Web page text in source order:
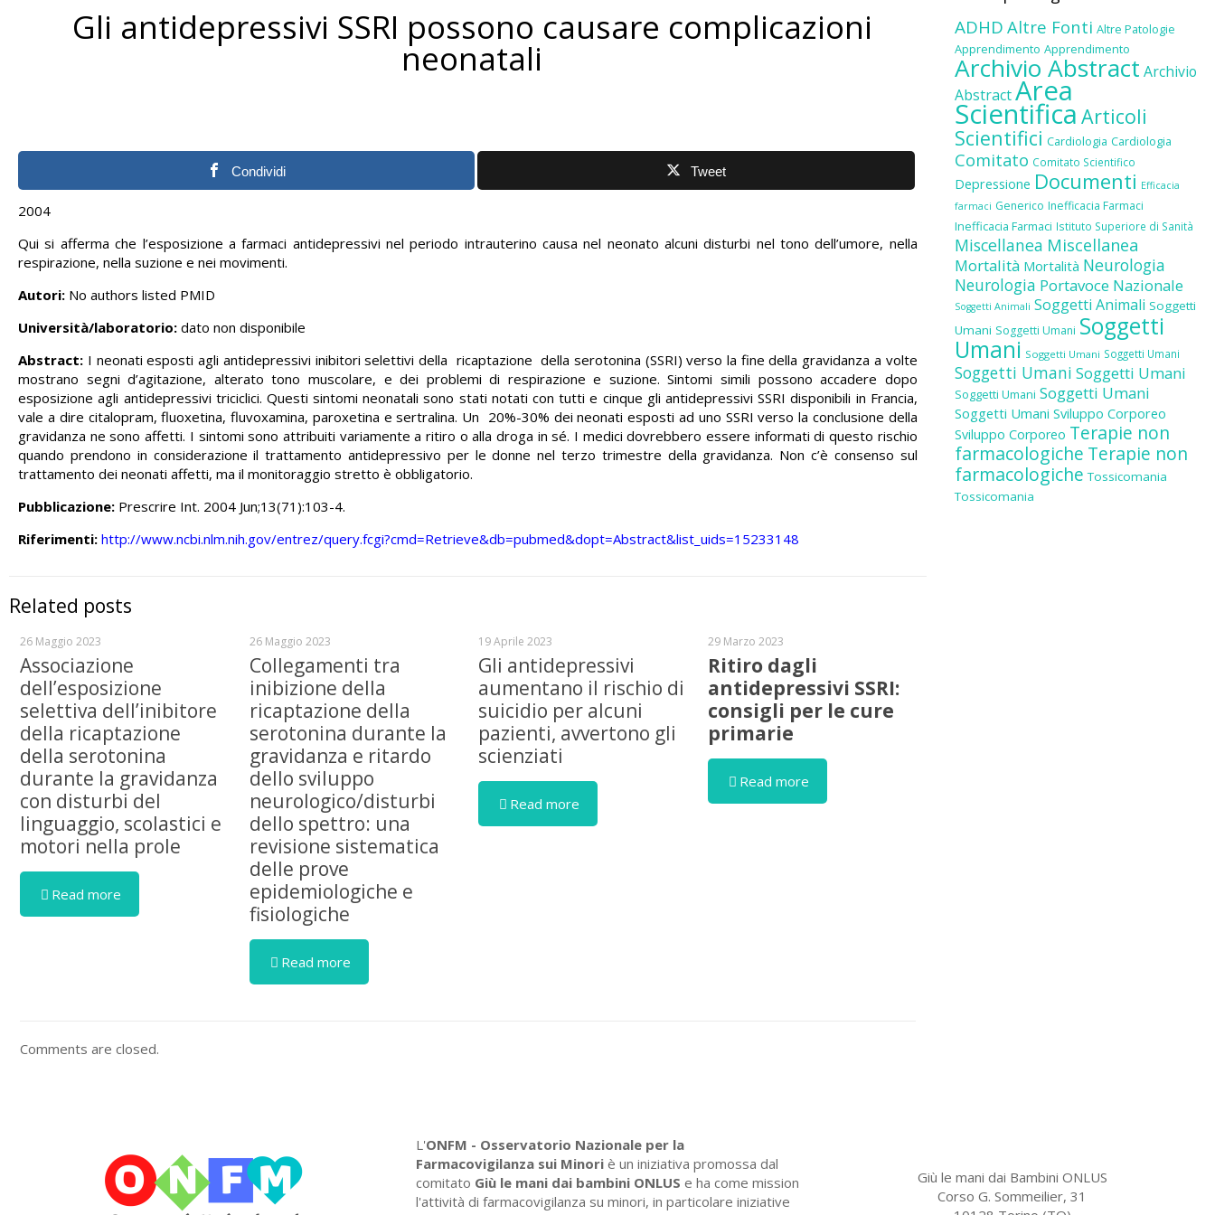
Gli antidepressivi SSRI possono causare complicazioni
neonatali
Condividi Tweet
2004
Qui si afferma che l’esposizione a farmaci antidepressivi nel periodo intrauterino causa nel neonato alcuni disturbi nel tono dell’umore, nella
respirazione, nella suzione e nei movimenti.
Autori: No authors listed PMID
Università/laboratorio: dato non disponibile
Abstract: I neonati esposti agli antidepressivi inibitori selettivi della ricaptazione della serotonina (SSRI) verso la fine della gravidanza a volte
mostrano segni d’agitazione, alterato tono muscolare, e dei problemi di respirazione e suzione. Sintomi simili possono accadere dopo
esposizione agli antidepressivi triciclici. Questi sintomi neonatali sono stati notati con tutti e cinque gli antidepressivi SSRI disponibili in Francia,
vale a dire citalopram, fluoxetina, fluvoxamina, paroxetina e sertralina. Un 20%-30% dei neonati esposti ad uno SSRI verso la conclusione della
gravidanza ne sono affetti. I sintomi sono attribuiti variamente a ritiro o alla droga in sé. I medici dovrebbero essere informati di questo rischio
quando prendono in considerazione il trattamento antidepressivo per le donne nel terzo trimestre della gravidanza. Non c’è consenso sul
trattamento dei neonati affetti, ma il monitoraggio stretto è obbligatorio.
Pubblicazione: Prescrire Int. 2004 Jun;13(71):103-4.
Riferimenti: http://www.ncbi.nlm.nih.gov/entrez/query.fcgi?cmd=Retrieve&db=pubmed&dopt=Abstract&list_uids=15233148
Related posts
26 Maggio 2023
Associazione
dell’esposizione
selettiva dell’inibitore
della ricaptazione
della serotonina
durante la gravidanza
con disturbi del
linguaggio, scolastici e
motori nella prole
Read more
26 Maggio 2023
Collegamenti tra
inibizione della
ricaptazione della
serotonina durante la
gravidanza e ritardo
dello sviluppo
neurologico/disturbi
dello spettro: una
revisione sistematica
delle prove
epidemiologiche e
fisiologiche
Read more
19 Aprile 2023
Gli antidepressivi
aumentano il rischio di
suicidio per alcuni
pazienti, avvertono gli
scienziati
Read more
29 Marzo 2023
Ritiro dagli
antidepressivi SSRI:
consigli per le cure
primarie
Read more
Comments are closed.
ADHD Altre Fonti Altre Patologie
Apprendimento Apprendimento
Archivio Abstract Archivio
AbstractArea
Scientifica Articoli
Scientifici Cardiologia Cardiologia
Comitato Comitato Scientifico
Depressione Documenti Efficacia
farmaci Generico Inefficacia Farmaci
Inefficacia Farmaci Istituto Superiore di Sanità
Miscellanea Miscellanea
Mortalità Mortalità Neurologia
Neurologia Portavoce Nazionale
Soggetti Animali Soggetti Animali Soggetti
Umani Soggetti Umani Soggetti
Umani Soggetti Umani Soggetti Umani
Soggetti Umani Soggetti Umani
Soggetti Umani Soggetti Umani
Soggetti Umani Sviluppo Corporeo
Sviluppo Corporeo Terapie non
farmacologiche Terapie non
farmacologiche Tossicomania
Tossicomania
L'ONFM - Osservatorio Nazionale per la
Farmacovigilanza sui Minori è un iniziativa promossa dal
comitato Giù le mani dai bambini ONLUS e ha come mission
l'attività di farmacovigilanza su minori, in particolare iniziative
Giù le mani dai Bambini ONLUS
Corso G. Sommeilier, 31